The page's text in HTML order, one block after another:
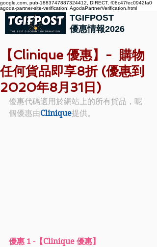
google.com, pub-1883747887324412, DIRECT, f08c47fec0942fa0
agoda-partner-site-verification: AgodaPartnerVerification.html
TGIFPOST
優惠情報2026
【Clinique 優惠】- 購物
任何貨品即享8折 (優惠到
2020年8月31日)
優惠代碼適用於網站上的所有貨品，呢
個優惠由Clinique提供。
優惠 1 -【Clinique 優惠】